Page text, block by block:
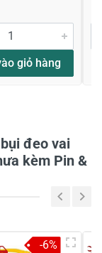
giỏ hàng
đeo vai
kèm Pin &
-6%